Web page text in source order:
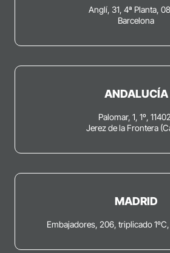
Anglí, 31, 4ª Planta,
Barcelona
ANDALUCÍA
Palomar, 1, 1º,
Jerez de la Frontera
MADRID
Embajadores, 206, triplicado